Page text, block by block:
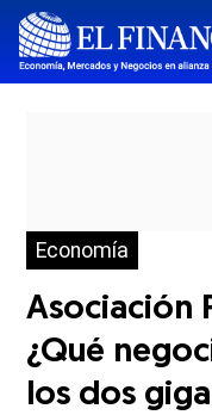
Economía
Asociación
¿Qué
los dos